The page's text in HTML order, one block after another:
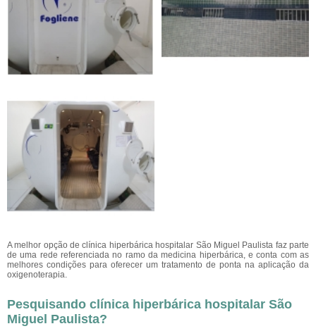
A melhor opção de clínica hiperbárica hospitalar São Miguel Paulista faz parte
de uma rede referenciada no ramo da medicina hiperbárica, e conta com as
melhores condições para oferecer um tratamento de ponta na aplicação da
oxigenoterapia.
Pesquisando clínica hiperbárica hospitalar São
Miguel Paulista?